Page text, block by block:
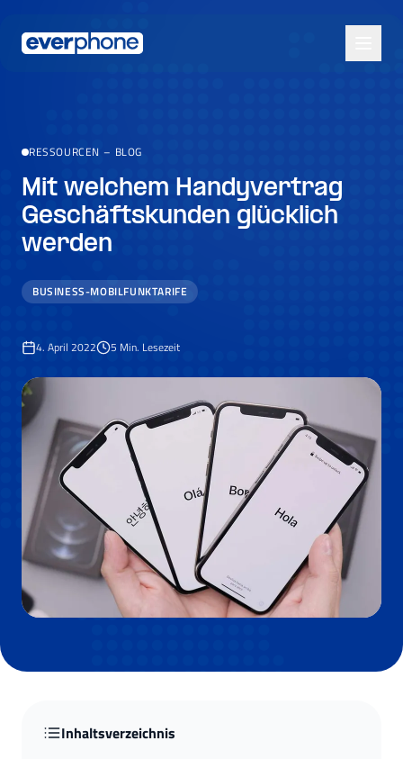
RESSOURCEN – BLOG
Mit welchem Handyvertrag
Geschäftskunden glücklich
werden
BUSINESS-MOBILFUNKTARIFE
4. April 2022 5 Min. Lesezeit
Inhaltsverzeichnis